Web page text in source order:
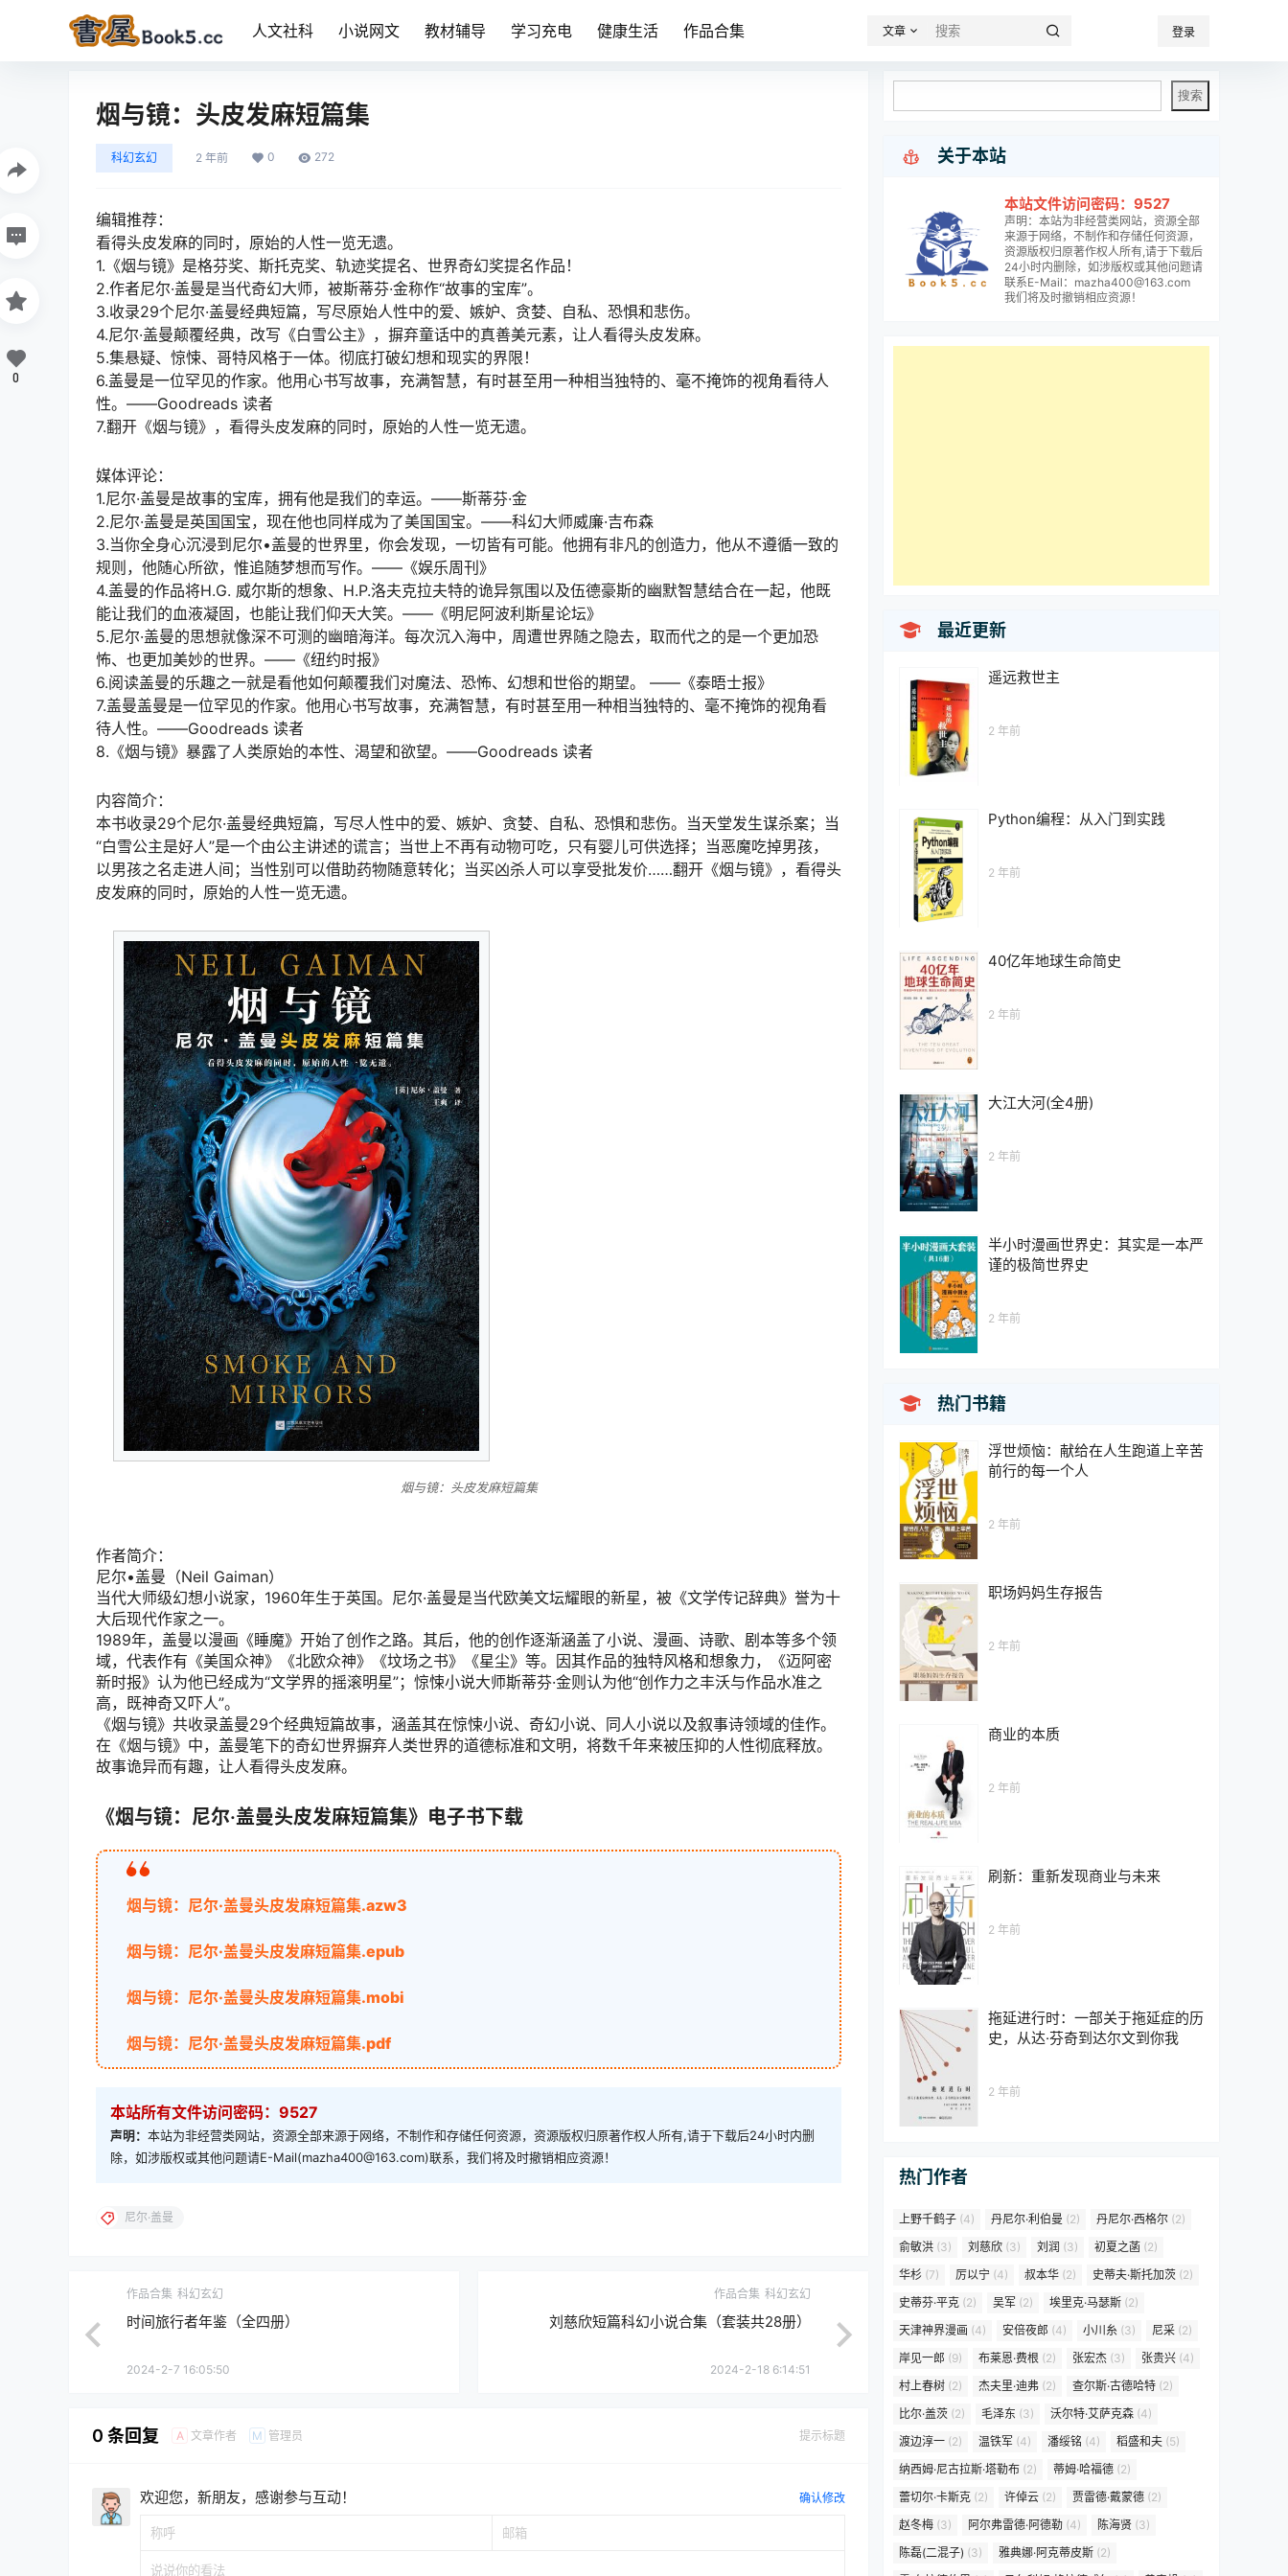
人文社科 小说网文 教材辅导 学习充电 健康生活 作品合集 文章 登录
烟与镜：头皮发麻短篇集
科幻玄幻 2 年前 0 272
编辑推荐：
看得头皮发麻的同时，原始的人性一览无遗。
1.《烟与镜》是格芬奖、斯托克奖、轨迹奖提名、世界奇幻奖提名作品！
2.作者尼尔·盖曼是当代奇幻大师，被斯蒂芬·金称作“故事的宝库”。
3.收录29个尼尔·盖曼经典短篇，写尽原始人性中的爱、嫉妒、贪婪、自私、恐惧和悲伤。
4.尼尔·盖曼颠覆经典，改写《白雪公主》，摒弃童话中的真善美元素，让人看得头皮发麻。
5.集悬疑、惊悚、哥特风格于一体。彻底打破幻想和现实的界限！
6.盖曼是一位罕见的作家。他用心书写故事，充满智慧，有时甚至用一种相当独特的、毫不掩饰的视角看待人
性。——Goodreads 读者
7.翻开《烟与镜》，看得头皮发麻的同时，原始的人性一览无遗。
媒体评论：
1.尼尔·盖曼是故事的宝库，拥有他是我们的幸运。——斯蒂芬·金
2.尼尔·盖曼是英国国宝，现在他也同样成为了美国国宝。——科幻大师威廉·吉布森
3.当你全身心沉浸到尼尔•盖曼的世界里，你会发现，一切皆有可能。他拥有非凡的创造力，他从不遵循一致的
规则，他随心所欲，惟追随梦想而写作。——《娱乐周刊》
4.盖曼的作品将H.G. 威尔斯的想象、H.P.洛夫克拉夫特的诡异氛围以及伍德豪斯的幽默智慧结合在一起，他既
能让我们的血液凝固，也能让我们仰天大笑。——《明尼阿波利斯星论坛》
5.尼尔·盖曼的思想就像深不可测的幽暗海洋。每次沉入海中，周遭世界随之隐去，取而代之的是一个更加恐
怖、也更加美妙的世界。——《纽约时报》
6.阅读盖曼的乐趣之一就是看他如何颠覆我们对魔法、恐怖、幻想和世俗的期望。 ——《泰晤士报》
7.盖曼盖曼是一位罕见的作家。他用心书写故事，充满智慧，有时甚至用一种相当独特的、毫不掩饰的视角看
待人性。——Goodreads 读者
8.《烟与镜》暴露了人类原始的本性、渴望和欲望。——Goodreads 读者
内容简介：
本书收录29个尼尔·盖曼经典短篇，写尽人性中的爱、嫉妒、贪婪、自私、恐惧和悲伤。当天堂发生谋杀案；当
“白雪公主是好人”是一个由公主讲述的谎言；当世上不再有动物可吃，只有婴儿可供选择；当恶魔吃掉男孩，
以男孩之名走进人间；当性别可以借助药物随意转化；当买凶杀人可以享受批发价……翻开《烟与镜》，看得头
皮发麻的同时，原始的人性一览无遗。
烟与镜：头皮发麻短篇集
作者简介：
尼尔•盖曼（Neil Gaiman）
当代大师级幻想小说家，1960年生于英国。尼尔·盖曼是当代欧美文坛耀眼的新星，被《文学传记辞典》誉为十
大后现代作家之一。
1989年，盖曼以漫画《睡魔》开始了创作之路。其后，他的创作逐渐涵盖了小说、漫画、诗歌、剧本等多个领
域，代表作有《美国众神》《北欧众神》《坟场之书》《星尘》等。因其作品的独特风格和想象力，《迈阿密
新时报》认为他已经成为“文学界的摇滚明星”；惊悚小说大师斯蒂芬·金则认为他“创作力之丰沃与作品水准之
高，既神奇又吓人”。
《烟与镜》共收录盖曼29个经典短篇故事，涵盖其在惊悚小说、奇幻小说、同人小说以及叙事诗领域的佳作。
在《烟与镜》中，盖曼笔下的奇幻世界摒弃人类世界的道德标准和文明，将数千年来被压抑的人性彻底释放。
故事诡异而有趣，让人看得头皮发麻。
《烟与镜：尼尔·盖曼头皮发麻短篇集》电子书下载
烟与镜：尼尔·盖曼头皮发麻短篇集.azw3
烟与镜：尼尔·盖曼头皮发麻短篇集.epub
烟与镜：尼尔·盖曼头皮发麻短篇集.mobi
烟与镜：尼尔·盖曼头皮发麻短篇集.pdf
本站所有文件访问密码：9527
声明： 本站为非经营类网站，资源全部来源于网络，不制作和存储任何资源，资源版权归原著作权人所有,请于下载后24小时内删
除，如涉版权或其他问题请E-Mail(mazha400@163.com)联系，我们将及时撤销相应资源！
0
尼尔·盖曼
作品合集 科幻玄幻
时间旅行者年鉴（全四册）
2024-2-7 16:05:50
作品合集 科幻玄幻
刘慈欣短篇科幻小说合集（套装共28册）
2024-2-18 6:14:51
0 条回复 A 文章作者 M 管理员 提示标题
欢迎您，新朋友，感谢参与互动！ 确认修改
 关于本站
本站文件访问密码：9527
声明：本站为非经营类网站，资源全部
来源于网络，不制作和存储任何资源，
资源版权归原著作权人所有,请于下载后
24小时内删除，如涉版权或其他问题请
联系E-Mail：mazha400@163.com
我们将及时撤销相应资源！
 最近更新
遥远救世主
2 年前
Python编程：从入门到实践
2 年前
40亿年地球生命简史
2 年前
大江大河(全4册)
2 年前
半小时漫画世界史：其实是一本严
谨的极简世界史
2 年前
 热门书籍
浮世烦恼：献给在人生跑道上辛苦
前行的每一个人
2 年前
职场妈妈生存报告
2 年前
商业的本质
2 年前
刷新：重新发现商业与未来
2 年前
拖延进行时：一部关于拖延症的历
史，从达·芬奇到达尔文到你我
2 年前
热门作者
上野千鹤子 (4) 丹尼尔·利伯曼 (2) 丹尼尔·西格尔 (2)
俞敏洪 (3) 刘慈欣 (3) 刘润 (3) 初夏之菡 (2)
华杉 (7) 厉以宁 (4) 叔本华 (2) 史蒂夫·斯托加茨 (2)
史蒂芬·平克 (2) 吴军 (2) 埃里克·马瑟斯 (2)
天津神界漫画 (4) 安倍夜郎 (4) 小川糸 (3) 尼采 (2)
岸见一郎 (9) 布莱恩·费根 (2) 张宏杰 (3) 张贵兴 (4)
村上春树 (2) 杰夫里·迪弗 (2) 查尔斯·古德哈特 (2)
比尔·盖茨 (2) 毛泽东 (3) 沃尔特·艾萨克森 (4)
渡边淳一 (2) 温铁军 (4) 潘绥铭 (4) 稻盛和夫 (5)
纳西姆·尼古拉斯·塔勒布 (2) 蒂姆·哈福德 (2)
蕾切尔·卡斯克 (2) 许倬云 (2) 贾雷德·戴蒙德 (2)
赵冬梅 (3) 阿尔弗雷德·阿德勒 (4) 陈海贤 (3)
陈磊(二混子) (3) 雅典娜·阿克蒂皮斯 (2)